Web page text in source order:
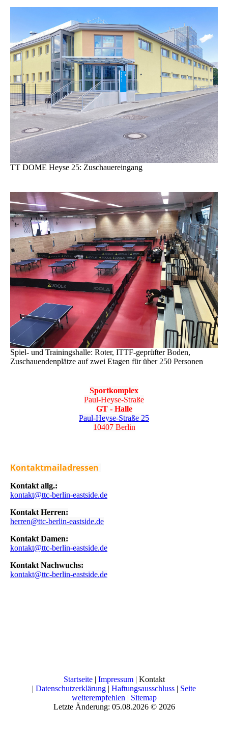
TT DOME Heyse 25: Zuschauereingang
Spiel- und Trainingshalle: Roter, ITTF-geprüfter Boden,
Zuschauendenplätze auf zwei Etagen für über 250 Personen
Sportkomplex
Paul-Heyse-Straße
GT - Halle
Paul-Heyse-Straße 25
10407 Berlin
Kontaktmailadressen
Kontakt allg.:
kontakt@ttc-berlin-eastside.de
Kontakt Herren:
herren@ttc-berlin-eastside.de
Kontakt Damen:
kontakt@ttc-berlin-eastside.de
Kontakt Nachwuchs:
kontakt@ttc-berlin-eastside.de
Startseite| Impressum| Kontakt
| Datenschutzerklärung | Haftungsausschluss | Seite
weiterempfehlen | Sitemap
Letzte Änderung: 05.08.2026 © 2026